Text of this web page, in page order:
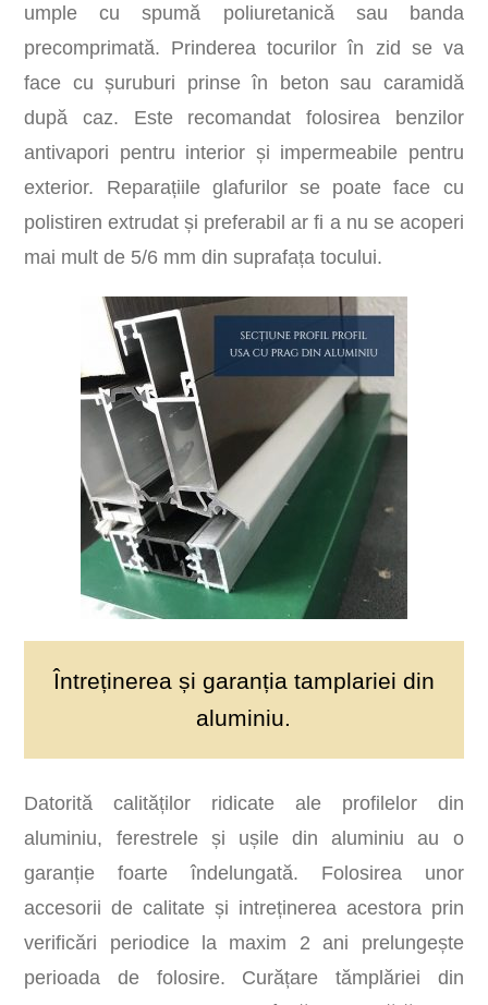
umple cu spumă poliuretanică sau banda
precomprimată. Prinderea tocurilor în zid se va
face cu șuruburi prinse în beton sau caramidă
după caz. Este recomandat folosirea benzilor
antivapori pentru interior și impermeabile pentru
exterior. Reparațiile glafurilor se poate face cu
polistiren extrudat și preferabil ar fi a nu se acoperi
mai mult de 5/6 mm din suprafața tocului.
Întreținerea și garanția tamplariei din
aluminiu.
Datorită calităților ridicate ale profilelor din
aluminiu, ferestrele și ușile din aluminiu au o
garanție foarte îndelungată. Folosirea unor
accesorii de calitate și intreținerea acestora prin
verificări periodice la maxim 2 ani prelungește
perioada de folosire. Curățare tămplăriei din